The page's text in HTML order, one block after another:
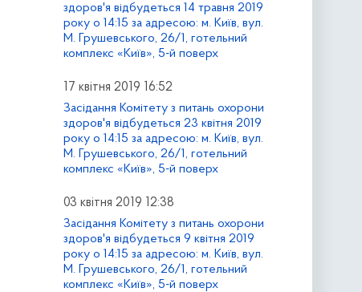
здоров'я відбудеться 14 травня 2019
року о 14:15 за адресою: м. Київ, вул.
М. Грушевського, 26/1, готельний
комплекс «Київ», 5-й поверх
17 квітня 2019 16:52
Засідання Комітету з питань охорони
здоров'я відбудеться 23 квітня 2019
року о 14:15 за адресою: м. Київ, вул.
М. Грушевського, 26/1, готельний
комплекс «Київ», 5-й поверх
03 квітня 2019 12:38
Засідання Комітету з питань охорони
здоров'я відбудеться 9 квітня 2019
року о 14:15 за адресою: м. Київ, вул.
М. Грушевського, 26/1, готельний
комплекс «Київ», 5-й поверх